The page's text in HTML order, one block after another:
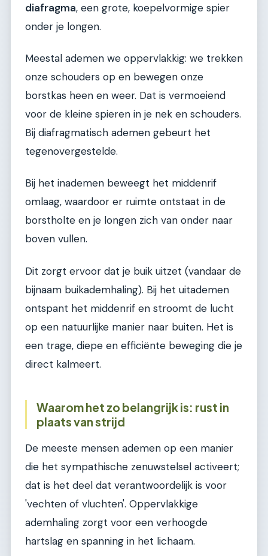
diafragma, een grote, koepelvormige spier
onder je longen.
Meestal ademen we oppervlakkig: we trekken
onze schouders op en bewegen onze
borstkas heen en weer. Dat is vermoeiend
voor de kleine spieren in je nek en schouders.
Bij diafragmatisch ademen gebeurt het
tegenovergestelde.
Bij het inademen beweegt het middenrif
omlaag, waardoor er ruimte ontstaat in de
borstholte en je longen zich van onder naar
boven vullen.
Dit zorgt ervoor dat je buik uitzet (vandaar de
bijnaam buikademhaling). Bij het uitademen
ontspant het middenrif en stroomt de lucht
op een natuurlijke manier naar buiten. Het is
een trage, diepe en efficiënte beweging die je
direct kalmeert.
Waarom het zo belangrijk is: rust in
plaats van strijd
De meeste mensen ademen op een manier
die het sympathische zenuwstelsel activeert;
dat is het deel dat verantwoordelijk is voor
'vechten of vluchten'. Oppervlakkige
ademhaling zorgt voor een verhoogde
hartslag en spanning in het lichaam.